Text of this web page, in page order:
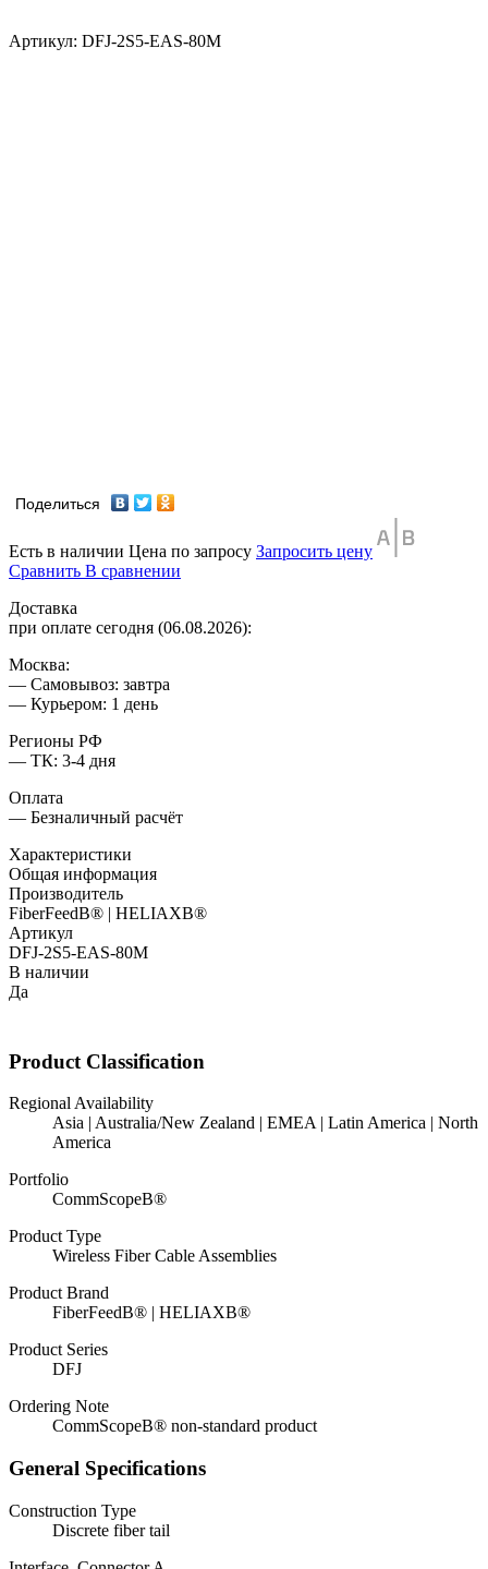
Артикул: DFJ-2S5-EAS-80M
Поделиться
Есть в наличии Цена по запросу Запросить цену
Сравнить В сравнении
Доставка
при оплате сегодня (06.08.2026):
Москва:
— Самовывоз: завтра
— Курьером: 1 день
Регионы РФ
— ТК: 3-4 дня
Оплата
— Безналичный расчёт
Характеристики
Общая информация
Производитель
FiberFeedВ® | HELIAXВ®
Артикул
DFJ-2S5-EAS-80M
В наличии
Да
Product Classification
Regional Availability
Asia | Australia/New Zealand | EMEA | Latin America | North
America
Portfolio
CommScopeВ®
Product Type
Wireless Fiber Cable Assemblies
Product Brand
FiberFeedВ® | HELIAXВ®
Product Series
DFJ
Ordering Note
CommScopeВ® non-standard product
General Specifications
Construction Type
Discrete fiber tail